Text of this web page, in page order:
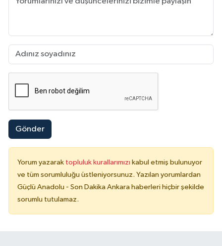
Gönder
Yorum yazarak topluluk kurallarımızı kabul etmiş bulunuyor
ve tüm sorumluluğu üstleniyorsunuz. Yazılan yorumlardan
Güçlü Anadolu - Son Dakika Ankara haberleri hiçbir şekilde
sorumlu tutulamaz.